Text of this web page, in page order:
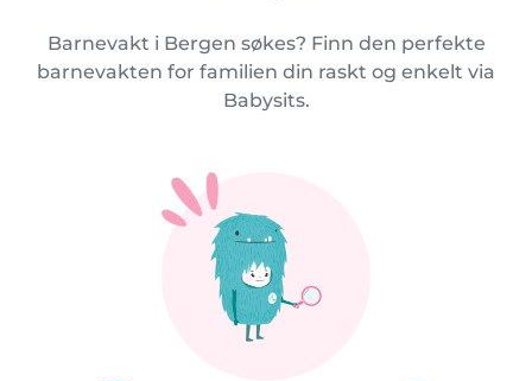
Barnevakt i Bergen søkes? Finn den perfekte
barnevakten for familien din raskt og enkelt via
Babysits.